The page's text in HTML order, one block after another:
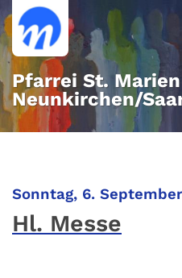
Zum Inhalt springen
Pfarrei St. Marien
Neunkirchen/
Sonntag, 6.
Hl. Messe